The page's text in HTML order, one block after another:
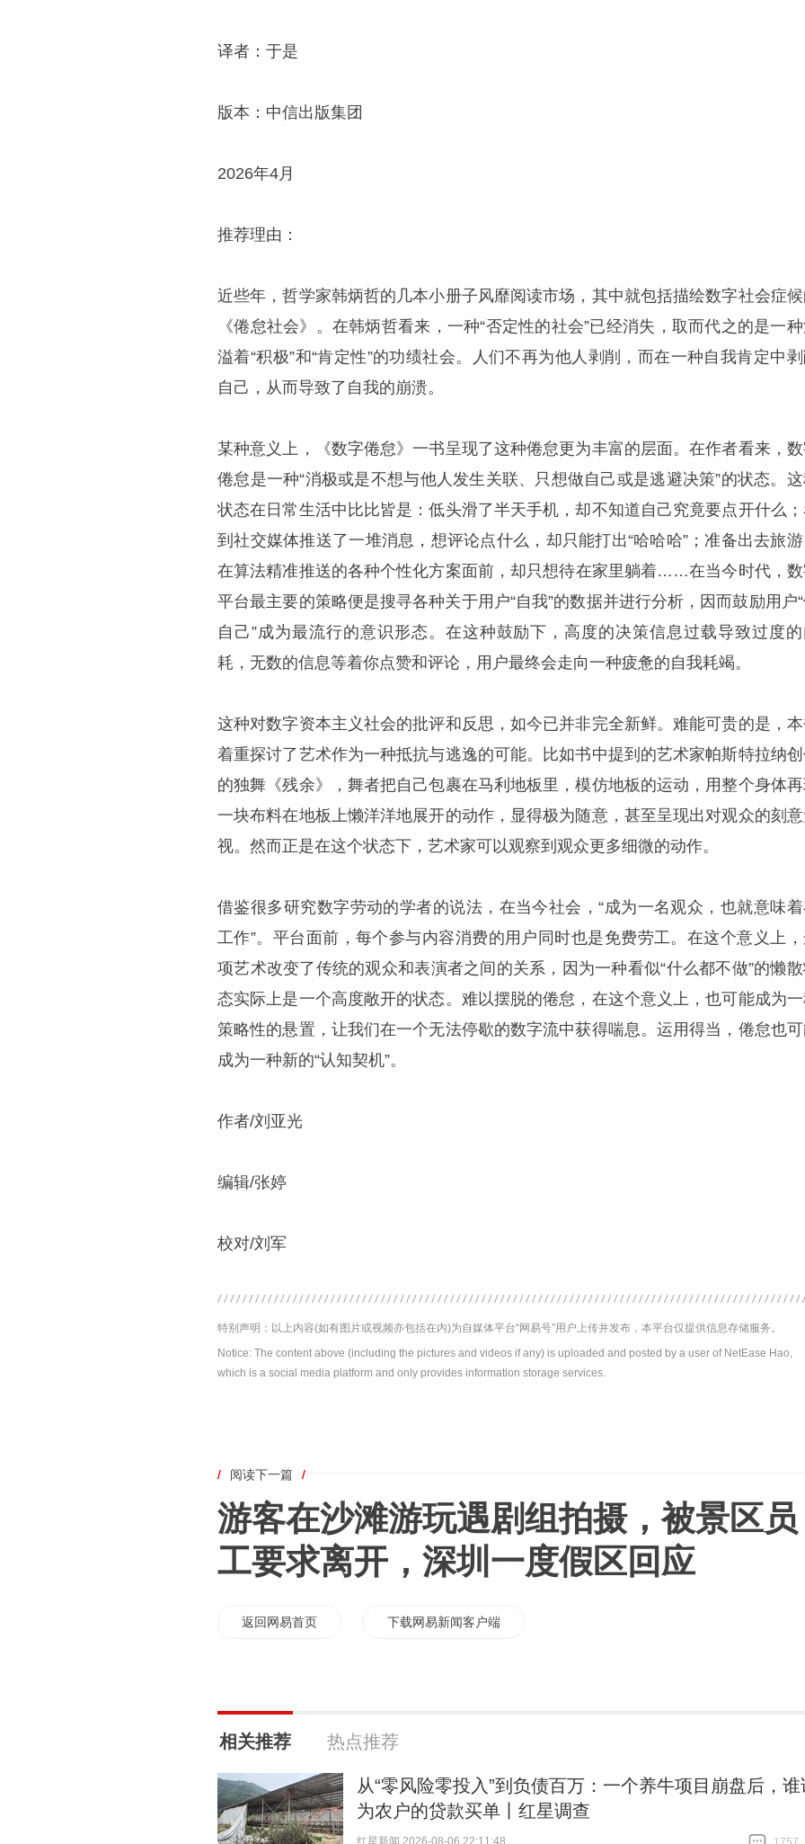
译者：于是
版本：中信出版集团
2026年4月
推荐理由：
近些年，哲学家韩炳哲的几本小册子风靡阅读市场，其中就包括描绘数字社会症
《倦怠社会》。在韩炳哲看来，一种“否定性的社会”已经消失，取而代之的是一
溢着“积极”和“肯定性”的功绩社会。人们不再为他人剥削，而在一种自我肯定中
自己，从而导致了自我的崩溃。
某种意义上，《数字倦怠》一书呈现了这种倦怠更为丰富的层面。在作者看来，
倦怠是一种“消极或是不想与他人发生关联、只想做自己或是逃避决策”的状态。
状态在日常生活中比比皆是：低头滑了半天手机，却不知道自己究竟要点开什么
到社交媒体推送了一堆消息，想评论点什么，却只能打出“哈哈哈”；准备出去旅
在算法精准推送的各种个性化方案面前，却只想待在家里躺着……在当今时代，
平台最主要的策略便是搜寻各种关于用户“自我”的数据并进行分析，因而鼓励用户
自己”成为最流行的意识形态。在这种鼓励下，高度的决策信息过载导致过度
耗，无数的信息等着你点赞和评论，用户最终会走向一种疲惫的自我耗竭。
这种对数字资本主义社会的批评和反思，如今已并非完全新鲜。难能可贵的是，
着重探讨了艺术作为一种抵抗与逃逸的可能。比如书中提到的艺术家帕斯特拉纳
的独舞《残余》，舞者把自己包裹在马利地板里，模仿地板的运动，用整个身体
一块布料在地板上懒洋洋地展开的动作，显得极为随意，甚至呈现出对观众的刻
视。然而正是在这个状态下，艺术家可以观察到观众更多细微的动作。
借鉴很多研究数字劳动的学者的说法，在当今社会，“成为一名观众，也就意味
工作”。平台面前，每个参与内容消费的用户同时也是免费劳工。在这个意义上
项艺术改变了传统的观众和表演者之间的关系，因为一种看似“什么都不做”的懒
态实际上是一个高度敞开的状态。难以摆脱的倦怠，在这个意义上，也可能成为
策略性的悬置，让我们在一个无法停歇的数字流中获得喘息。运用得当，倦怠也
成为一种新的“认知契机”。
作者/刘亚光
编辑/张婷
校对/刘军
特别声明：以上内容(如有图片或视频亦包括在内)为自媒体平台“网易号”用户上传并发布，本平台仅提供信息存储服务。
Notice: The content above (including the pictures and videos if any) is uploaded and posted by a user of NetEase Hao,
which is a social media platform and only provides information storage services.
/ 阅读下一篇 /
游客在沙滩游玩遇剧组拍摄，被景区员
工要求离开，深圳一度假区回应
返回网易首页 下载网易新闻客户端
相关推荐 热点推荐
从“零风险零投入”到负债百万：一个养牛项目崩盘后，谁
为农户的贷款买单丨红星调查
红星新闻 2026-08-06 22:11:48